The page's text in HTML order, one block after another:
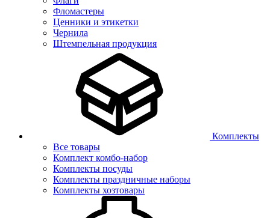
Фломастеры
Ценники и этикетки
Чернила
Штемпельная продукция
Комплекты
Все товары
Комплект комбо-набор
Комплекты посуды
Комплекты праздничные наборы
Комплекты хозтовары